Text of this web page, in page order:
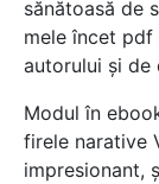
sănătoasă de
mele încet
autorului și de
Modul în
firele narative
impresionant,